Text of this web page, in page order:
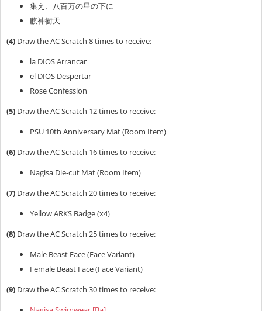
集え、八百万の星の下に
麒神衝天
(4) Draw the AC Scratch 8 times to receive:
la DIOS Arrancar
el DIOS Despertar
Rose Confession
(5) Draw the AC Scratch 12 times to receive:
PSU 10th Anniversary Mat (Room Item)
(6) Draw the AC Scratch 16 times to receive:
Nagisa Die-cut Mat(Room Item)
(7) Draw the AC Scratch 20 times to receive:
Yellow ARKS Badge (x4)
(8) Draw the AC Scratch 25 times to receive:
Male Beast Face (Face Variant)
Female Beast Face (Face Variant)
(9) Draw the AC Scratch 30 times to receive: